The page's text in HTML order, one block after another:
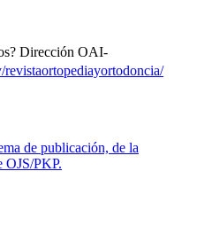
Dirección OAI-
revistaortopediayortodoncia/